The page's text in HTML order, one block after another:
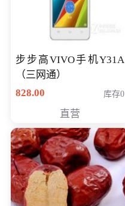
步步高VIVO手机Y31A
（三网通）
828.00
库存0
直营